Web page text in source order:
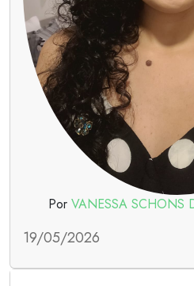
Por VANESSA SCHONS
19/05/2026